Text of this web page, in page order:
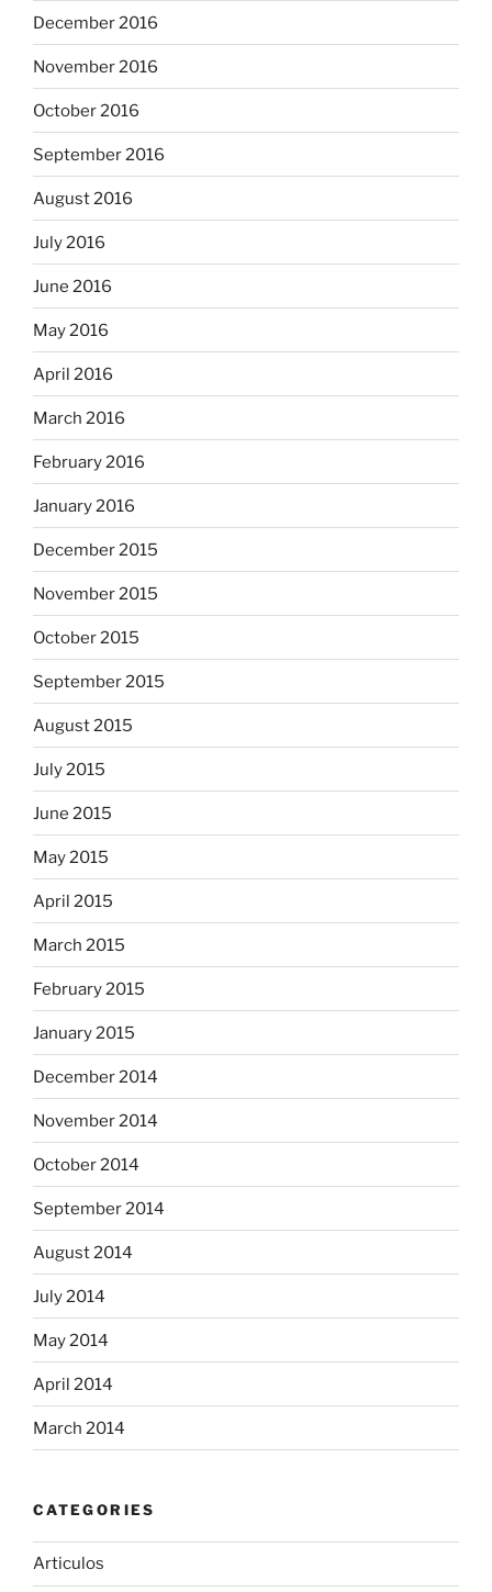
December 2016
November 2016
October 2016
September 2016
August 2016
July 2016
June 2016
May 2016
April 2016
March 2016
February 2016
January 2016
December 2015
November 2015
October 2015
September 2015
August 2015
July 2015
June 2015
May 2015
April 2015
March 2015
February 2015
January 2015
December 2014
November 2014
October 2014
September 2014
August 2014
July 2014
May 2014
April 2014
March 2014
CATEGORIES
Articulos